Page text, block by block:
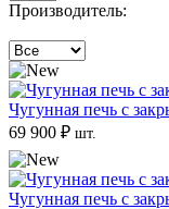
Производитель:
Чугунная печь с
69 900 ₽ шт.
Чугунная печь с